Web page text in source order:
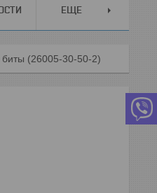
ЕЩЕ
(26005-30-50-2)